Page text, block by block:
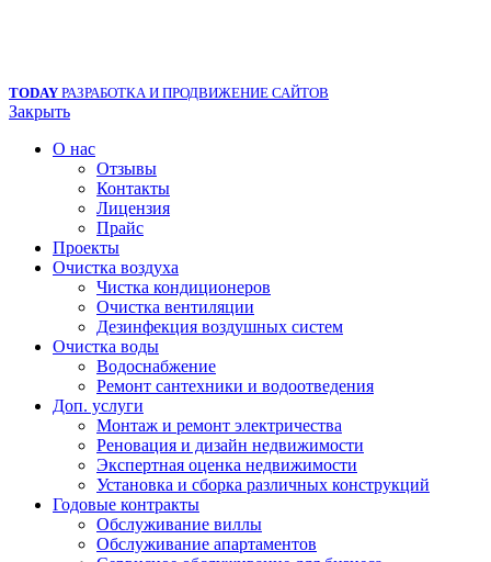
TODAY РАЗРАБОТКА И ПРОДВИЖЕНИЕ САЙТОВ
Закрыть
О нас
Отзывы
Контакты
Лицензия
Прайс
Проекты
Очистка воздуха
Чистка кондиционеров
Очистка вентиляции
Дезинфекция воздушных систем
Очистка воды
Водоснабжение
Ремонт сантехники и водоотведения
Доп. услуги
Монтаж и ремонт электричества
Реновация и дизайн недвижимости
Экспертная оценка недвижимости
Установка и сборка различных конструкций
Годовые контракты
Обслуживание виллы
Обслуживание апартаментов